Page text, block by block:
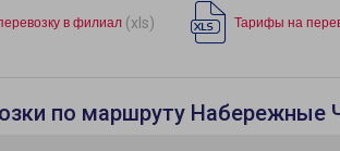
в филиал (xls) Тарифы на
по маршруту